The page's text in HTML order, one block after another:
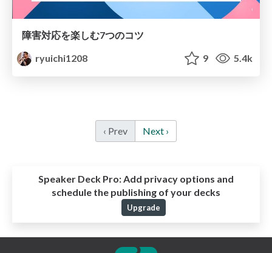
障害対応を楽しむ7つのコツ
ryuichi1208
9 5.4k
‹ Prev Next ›
Speaker Deck Pro:Add privacy options and
schedule the publishing of your decks
Upgrade